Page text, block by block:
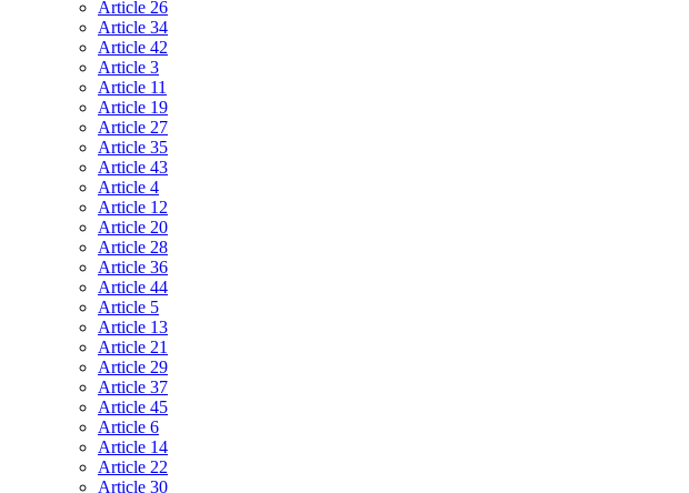
Article 26
Article 34
Article 42
Article 3
Article 11
Article 19
Article 27
Article 35
Article 43
Article 4
Article 12
Article 20
Article 28
Article 36
Article 44
Article 5
Article 13
Article 21
Article 29
Article 37
Article 45
Article 6
Article 14
Article 22
Article 30